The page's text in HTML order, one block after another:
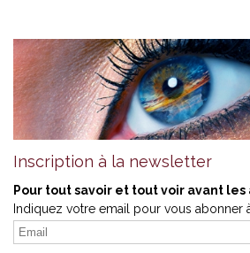
Inscription à la newsletter
Pour tout savoir et tout voir avant les
Indiquez votre email pour vous abonner